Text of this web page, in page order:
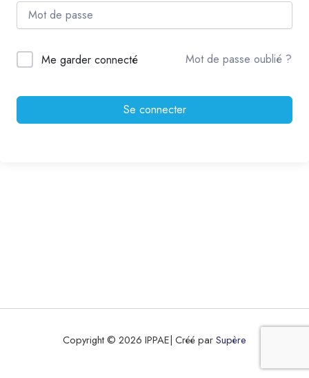
Me garder connecté Mot de passe oublié ?
Se connecter
Copyright © 2026 IPPAE| Créé parSupère